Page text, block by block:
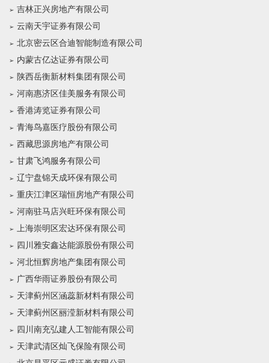
吉林正兴房地产有限公司
云南天宇证券有限公司
北京密云区合迪智能制造有限公司
内蒙古亿达证券有限公司
陕西岳衡新材料集团有限公司
河南惠济区佳美服务有限公司
香港涛览证券有限公司
青海鸟嘉医疗股份有限公司
西藏思源房地产有限公司
甘肃飞鸿服务有限公司
辽宁盘锦天成环保有限公司
重庆江津区瑞恒房地产有限公司
河南驻马店兴旺环保有限公司
上海崇明区宏达环保有限公司
四川雅安鑫达能源股份有限公司
河北恒辉房地产集团有限公司
广西华雨证券股份有限公司
天津蓟州区涵蕊新材料有限公司
天津蓟州区丽滢新材料有限公司
四川南充弘建人工智能有限公司
天津武清区灿飞保险有限公司